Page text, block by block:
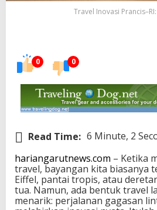
Travel Inovasi
0 0
Read Time: 6 Minute, 2
hariangarutnews.com – Ketika
travel, bayangan kita biasanya
Eiffel, pantai tropis, atau
tua. Namun, ada bentuk travel
menarik: perjalanan gagasan